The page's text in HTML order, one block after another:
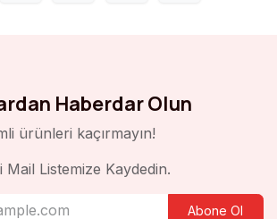
Haberdar Olun
ürünleri kaçırmayın!
Mail Listemize Kaydedin.
Abone Ol